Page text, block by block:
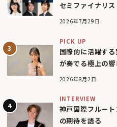
セミファイナリ
2026年7月29日
PICK UP
国際的に活躍す
が奏でる極上の響
2026年8月2日
INTERVIEW
神戸国際フルー
の期待を語る